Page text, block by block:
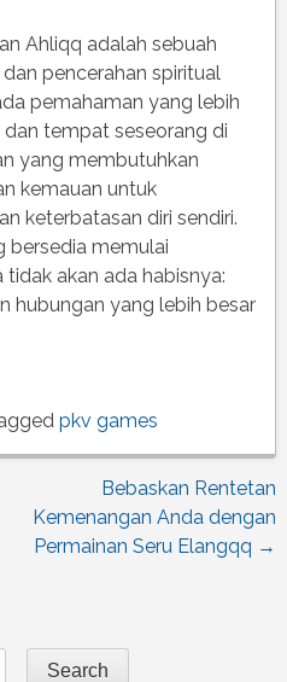
Ahliqq adalah sebuah
pencerahan spiritual
pemahaman yang lebih
tempat seseorang di
yang membutuhkan
kemauan untuk
keterbatasan diri sendiri.
bersedia memulai
akan ada habisnya:
hubungan yang lebih besar
pkv games
Bebaskan Rentetan
Kemenangan Anda dengan
Permainan Seru Elangqq →
Search